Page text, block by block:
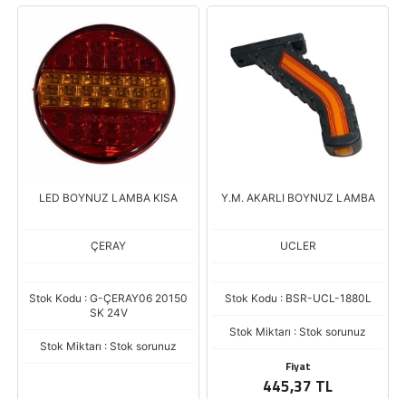
LED BOYNUZ LAMBA KISA
ÇERAY
Stok Kodu : G-ÇERAY06 20150
SK 24V
Stok Miktarı : Stok sorunuz
Y.M. AKARLI BOYNUZ LAMBA
UCLER
Stok Kodu : BSR-UCL-1880L
Stok Miktarı : Stok sorunuz
Fiyat
445,37 TL